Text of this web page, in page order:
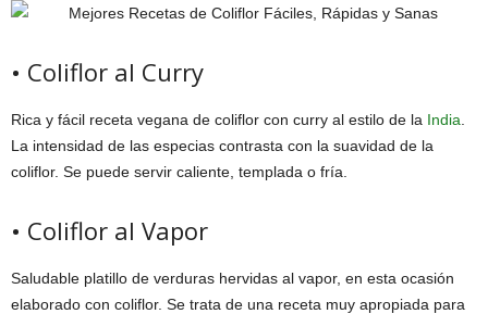
• Coliflor al Curry
Rica y fácil receta vegana de coliflor con curry al estilo de la India
La intensidad de las especias contrasta con la suavidad de la
coliflor. Se puede servir caliente, templada o fría.
• Coliflor al Vapor
Saludable platillo de verduras hervidas al vapor, en esta ocasión
elaborado con coliflor. Se trata de una receta muy apropiada para